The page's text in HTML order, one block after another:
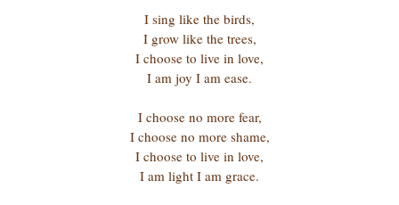
I sing like the birds,
I grow like the trees,
I choose to live in love,
I am joy I am ease.
I choose no more fear,
I choose no more shame,
I choose to live in love,
I am light I am grace.